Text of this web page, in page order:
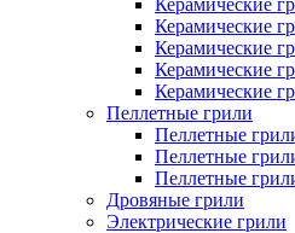
Керамические
Керамические
Керамические
Керамические
Пеллетные грили
Пеллетные
Пеллетные
Пеллетные
Дровяные грили
Электрические грили